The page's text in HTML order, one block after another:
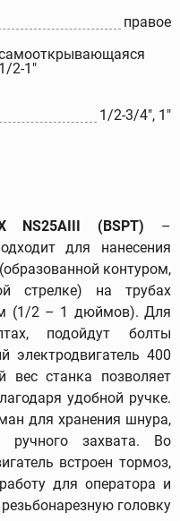
правое
1/2-1"
1/2-3/4", 1"
NS25AIII (BSPT) –
для нанесения
контуром,
стрелке) на трубах
(1/2 – 1 дюймов). Для
подойдут болты
400
вес станка позволяет
удобной ручке.
для хранения шнура,
захвата. Во
встроен тормоз,
для оператора и
головку